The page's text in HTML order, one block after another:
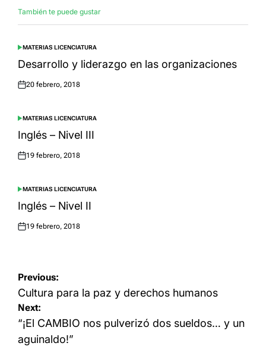
También te puede gustar
POSTED
IN
MATERIAS LICENCIATURA
Desarrollo y liderazgo en las organizaciones
Posted
20 febrero, 2018
POSTED
IN
MATERIAS LICENCIATURA
Inglés – Nivel III
Posted
19 febrero, 2018
POSTED
IN
MATERIAS LICENCIATURA
Inglés – Nivel II
Posted
19 febrero, 2018
Navegación
de
entradas
Previous:
Cultura para la paz y derechos humanos
Next:
“¡El CAMBIO nos pulverizó dos sueldos… y un
aguinaldo!”